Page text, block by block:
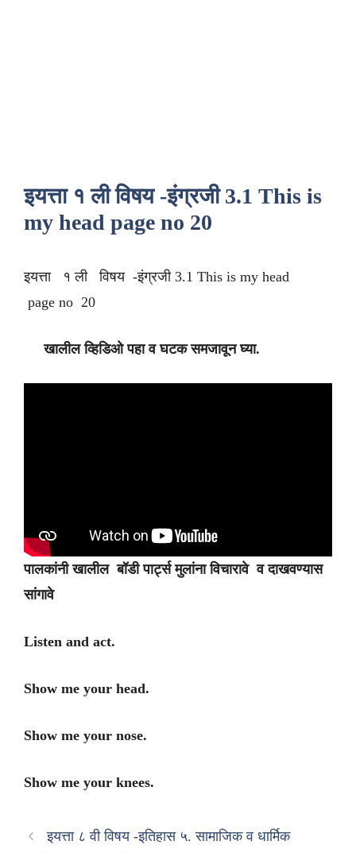
इयत्ता १ ली विषय -इंग्रजी 3.1 This is
my head page no 20
इयत्ता १ ली विषय -इंग्रजी 3.1 This is my head
page no 20
खालील व्हिडिओ पहा व घटक समजावून घ्या.
पालकांनी खालील बॉडी पार्ट्स मुलांना विचारावे व दाखवण्यास
सांगावे
Listen and act.
Show me your head.
Show me your nose.
Show me your knees.
इयत्ता ८ वी विषय -इतिहास ५. सामाजिक व धार्मिक